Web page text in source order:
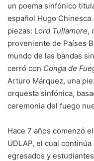
un poema sinfónico
español Hugo
piezas: Lord Tullamore,
proveniente de Países
mundo de las bandas
cerró con Conga de
Arturo Márquez, una
orquesta sinfónica,
ceremonia del fuego
Hace 7 años comenzó
UDLAP, el cual
egresados y